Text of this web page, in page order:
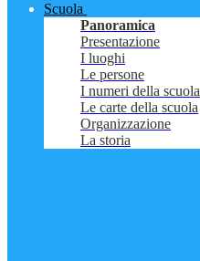
Scuola
Panoramica
Presentazione
I luoghi
Le persone
I numeri della scuola
Le carte della scuola
Organizzazione
La storia